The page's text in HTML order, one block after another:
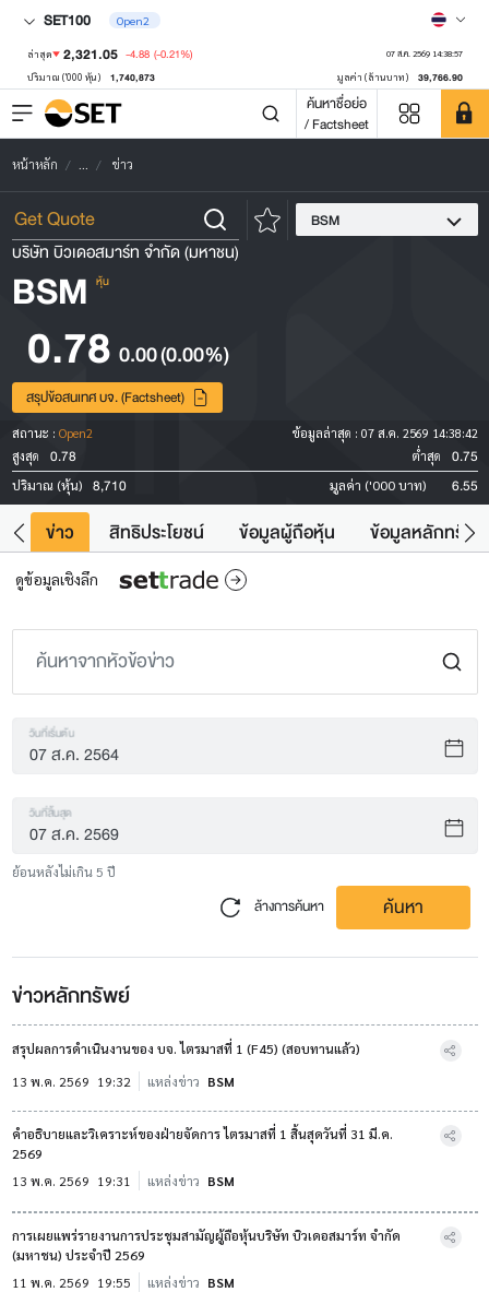
SET100 Open2
ล่าสุด 2,321.05 -4.88 (-0.21%) 07 ส.ค. 2569 14:38:57
ปริมาณ ('000 หุ้น) 1,740,873 มูลค่า (ล้านบาท) 39,766.90
ค้นหาชื่อย่อ
/ Factsheet
หน้าหลัก ... ข่าว
BSM
บริษัท บิวเดอสมาร์ท จำกัด (มหาชน)
BSM หุ้น
0.78 0.00(0.00%)
สรุปข้อสนเทศ บจ. (Factsheet)
สถานะ : Open2 ข้อมูลล่าสุด : 07 ส.ค. 2569 14:38:42
สูงสุด
0.78 ต่ำสุด 0.75
ปริมาณ (หุ้น) 8,710 มูลค่า ('000 บาท) 6.55
ข่าว สิทธิประโยชน์ ข้อมูลผู้ถือหุ้น ข้อมูลหลักทรัพย์
ดูข้อมูลเชิงลึก
วันที่เริ่มต้น
วันที่สิ้นสุด
ย้อนหลังไม่เกิน 5 ปี
ล้างการค้นหา ค้นหา
ข่าวหลักทรัพย์
สรุปผลการดำเนินงานของ บจ. ไตรมาสที่ 1 (F45) (สอบทานแล้ว)
13 พ.ค. 2569 19:32 แหล่งข่าว BSM
คำอธิบายและวิเคราะห์ของฝ่ายจัดการ ไตรมาสที่ 1 สิ้นสุดวันที่ 31 มี.ค.
2569
13 พ.ค. 2569 19:31 แหล่งข่าว BSM
การเผยแพร่รายงานการประชุมสามัญผู้ถือหุ้นบริษัท บิวเดอสมาร์ท จำกัด
(มหาชน) ประจำปี 2569
11 พ.ค. 2569 19:55 แหล่งข่าว BSM